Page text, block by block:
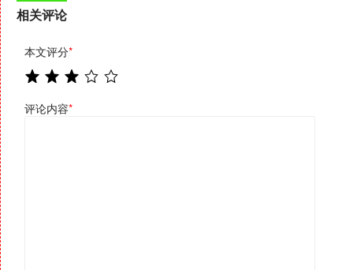
相关评论
本文评分*
评论内容*